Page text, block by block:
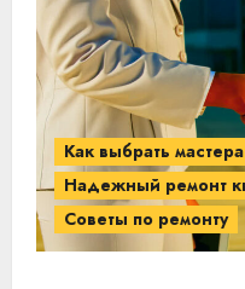
Как выбрать мастера
Надежный ремонт
Советы по ремонту